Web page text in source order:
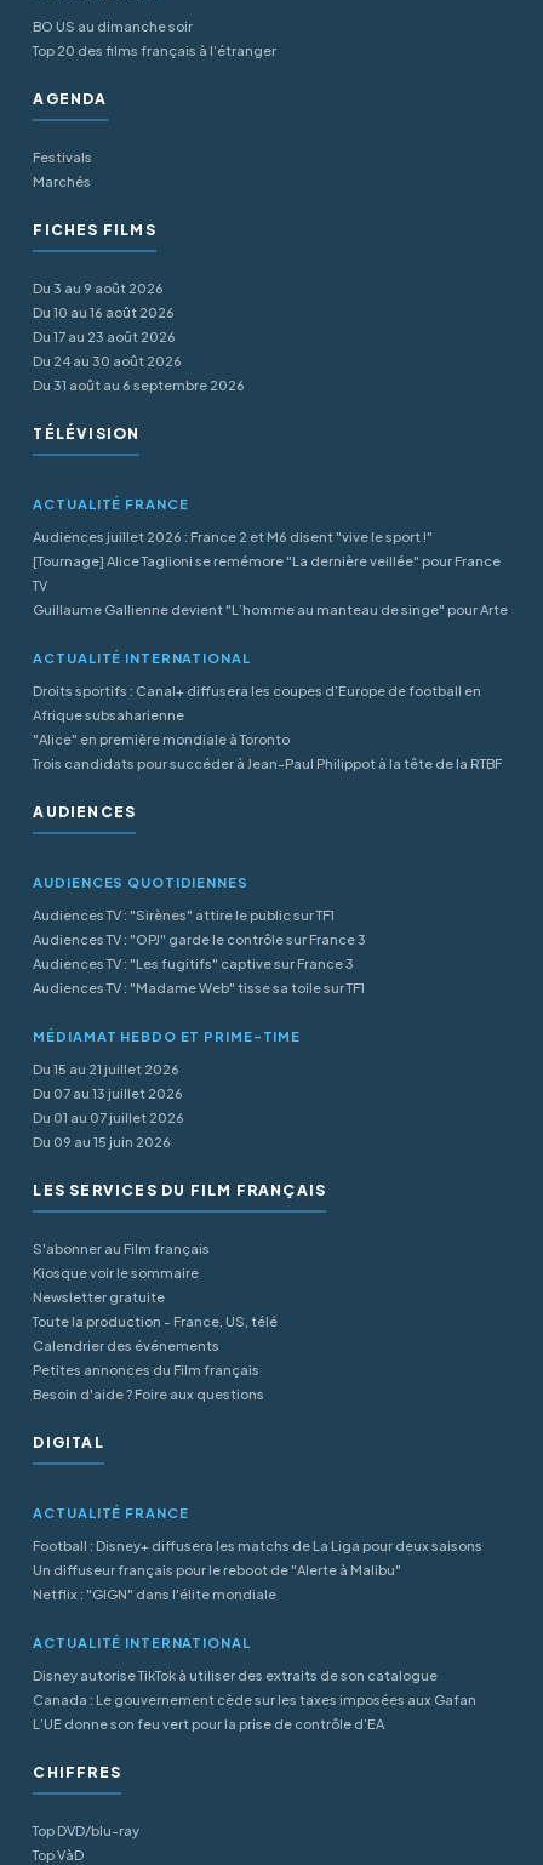
BO US au dimanche soir
Top 20 des films français à l’étranger
AGENDA
Festivals
Marchés
FICHES FILMS
Du 3 au 9 août 2026
Du 10 au 16 août 2026
Du 17 au 23 août 2026
Du 24 au 30 août 2026
Du 31 août au 6 septembre 2026
TÉLÉVISION
ACTUALITÉ FRANCE
Audiences juillet 2026 : France 2 et M6 disent "vive le sport !"
[Tournage] Alice Taglioni se remémore "La dernière veillée" pour France
TV
Guillaume Gallienne devient "L’homme au manteau de singe" pour Arte
ACTUALITÉ INTERNATIONAL
Droits sportifs : Canal+ diffusera les coupes d’Europe de football en
Afrique subsaharienne
"Alice" en première mondiale à Toronto
Trois candidats pour succéder à Jean-Paul Philippot à la tête de la RTBF
AUDIENCES
AUDIENCES QUOTIDIENNES
Audiences TV : "Sirènes" attire le public sur TF1
Audiences TV : "OPJ" garde le contrôle sur France 3
Audiences TV : "Les fugitifs" captive sur France 3
Audiences TV : "Madame Web" tisse sa toile sur TF1
MÉDIAMAT HEBDO ET PRIME-TIME
Du 15 au 21 juillet 2026
Du 07 au 13 juillet 2026
Du 01 au 07 juillet 2026
Du 09 au 15 juin 2026
LES SERVICES DU FILM FRANÇAIS
S'abonner au Film français
Kiosque voir le sommaire
Newsletter gratuite
Toute la production - France, US, télé
Calendrier des événements
Petites annonces du Film français
Besoin d'aide ? Foire aux questions
DIGITAL
ACTUALITÉ FRANCE
Football : Disney+ diffusera les matchs de La Liga pour deux saisons
Un diffuseur français pour le reboot de "Alerte à Malibu"
Netflix : "GIGN" dans l'élite mondiale
ACTUALITÉ INTERNATIONAL
Disney autorise TikTok à utiliser des extraits de son catalogue
Canada : Le gouvernement cède sur les taxes imposées aux Gafan
L’UE donne son feu vert pour la prise de contrôle d’EA
CHIFFRES
Top DVD/blu-ray
Top VàD